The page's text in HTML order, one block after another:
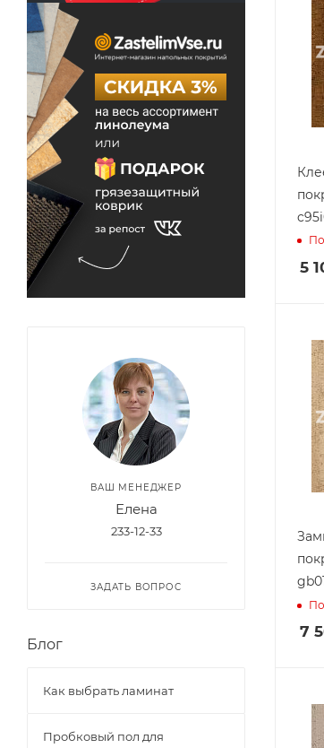
5
7
ВАШ МЕНЕДЖЕР
Елена
233-12-33
ЗАДАТЬ ВОПРОС
Блог
Как выбрать ламинат
Пробковый пол для